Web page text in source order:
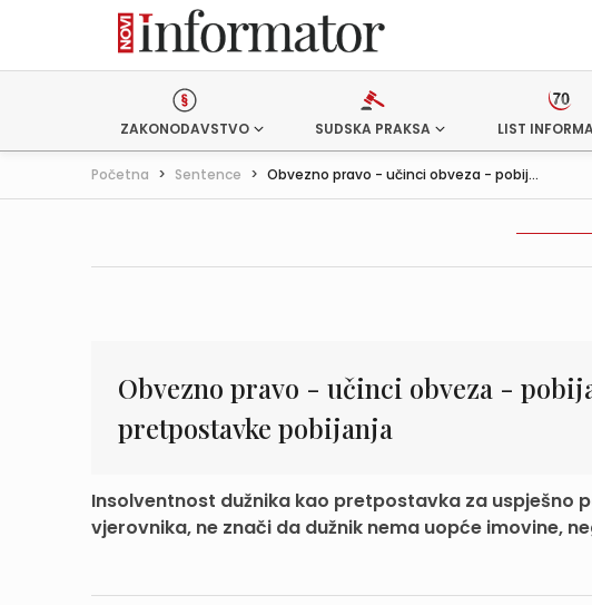
ZAKONODAVSTVO SUDSKA PRAKSA LIST
Početna > Sentence > Obvezno pravo - učinci obveza - pobij...
Obvezno pravo - učinci obveza -
pretpostavke pobijanja
Insolventnost dužnika kao pretpostavka za uspješno
vjerovnika, ne znači da dužnik nema uopće imovine,